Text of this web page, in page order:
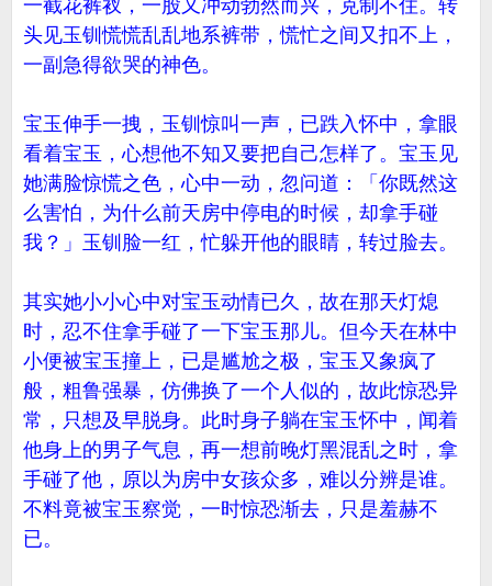
一截花裤衩，一股又冲动勃然而兴，克制不住。转
头见玉钏慌慌乱乱地系裤带，慌忙之间又扣不上，
一副急得欲哭的神色。
宝玉伸手一拽，玉钏惊叫一声，已跌入怀中，拿眼
看着宝玉，心想他不知又要把自己怎样了。宝玉见
她满脸惊慌之色，心中一动，忽问道：「你既然这
么害怕，为什么前天房中停电的时候，却拿手碰
我？」玉钏脸一红，忙躲开他的眼睛，转过脸去。
其实她小小心中对宝玉动情已久，故在那天灯熄
时，忍不住拿手碰了一下宝玉那儿。但今天在林中
小便被宝玉撞上，已是尴尬之极，宝玉又象疯了
般，粗鲁强暴，仿佛换了一个人似的，故此惊恐异
常，只想及早脱身。此时身子躺在宝玉怀中，闻着
他身上的男子气息，再一想前晚灯黑混乱之时，拿
手碰了他，原以为房中女孩众多，难以分辨是谁。
不料竟被宝玉察觉，一时惊恐渐去，只是羞赫不
已。